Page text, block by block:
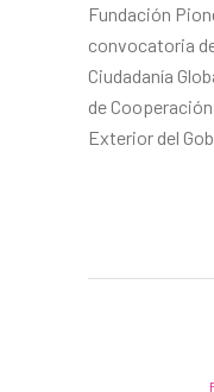
Fundación
convocatoria
Ciudadanía
de
Exterior del